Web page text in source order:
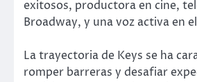
exitosos, productora en cine,
Broadway, y una voz activa en
La trayectoria de Keys se ha
romper barreras y desafiar